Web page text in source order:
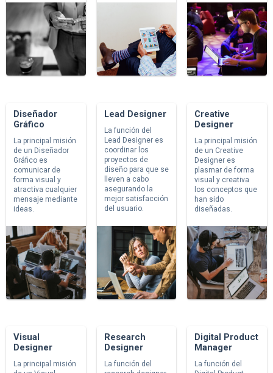
Diseñador
Gráfico
La principal misión
de un Diseñador
Gráfico es
comunicar de
forma visual y
atractiva cualquier
mensaje mediante
ideas.
Lead Designer
La función del
Lead Designer es
coordinar los
proyectos de
diseño para que se
lleven a cabo
asegurando la
mejor satisfacción
del usuario.
Creative
Designer
La principal misión
de un Creative
Designer es
plasmar de forma
visual y creativa
los conceptos que
han sido
diseñadas.
Visual
Designer
La principal misión
Research
Designer
La función del
Digital Product
Manager
La función del